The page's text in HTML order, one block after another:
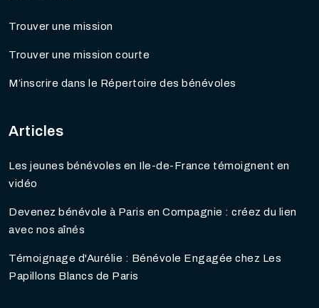
Trouver une mission
Trouver une mission courte
M’inscrire dans le Répertoire des bénévoles
Articles
Les jeunes bénévoles en Ile-de-France témoignent en
vidéo
Devenez bénévole à Paris en Compagnie : créez du lien
avec nos aînés
Témoignage d'Aurélie : Bénévole Engagée chez Les
Papillons Blancs de Paris